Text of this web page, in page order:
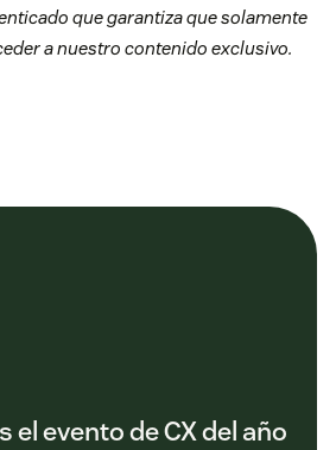
que garantiza que solamente
a nuestro contenido exclusivo.
el evento de CX del año